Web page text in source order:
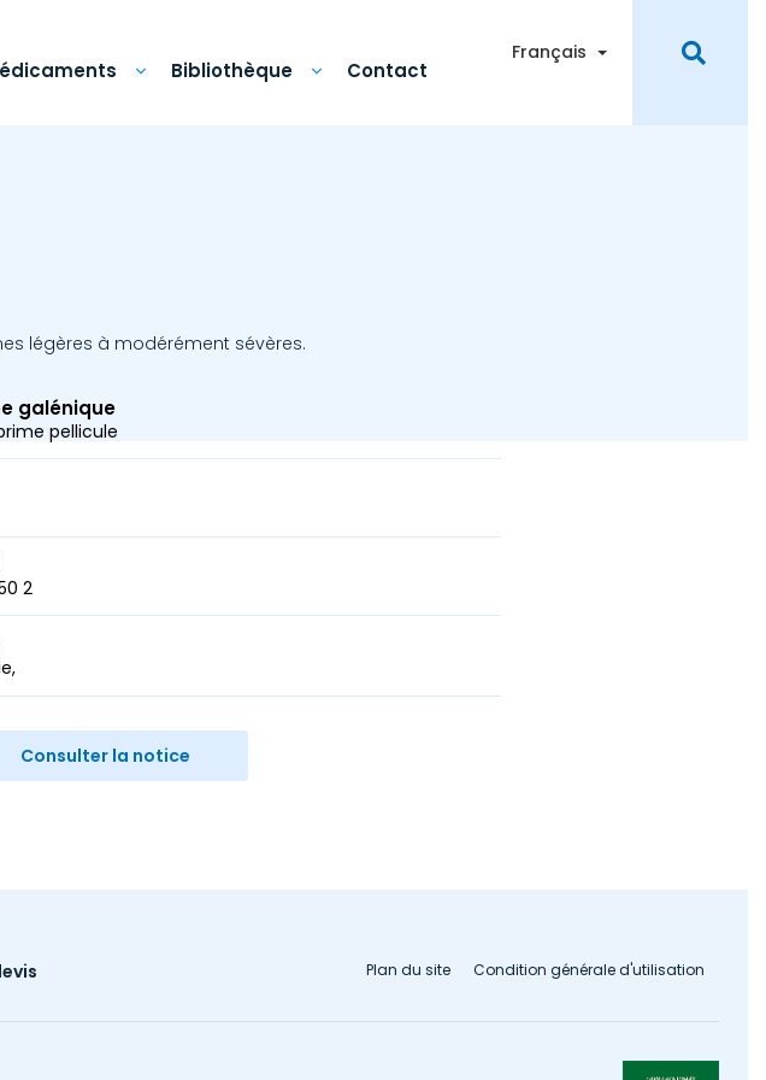
Bibliothèque Contact
Français Toggle Dropdown
légères à modérément sévères.
galénique
pellicule
2
Consulter la notice
Condition générale d'utilisation
Plan du site